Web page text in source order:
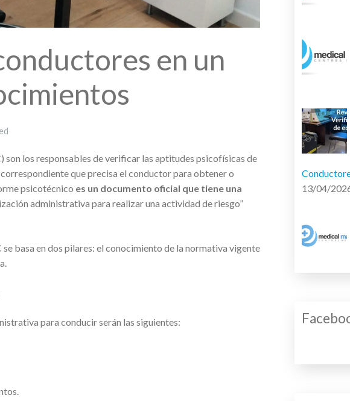
en un
son los responsables de verificar las aptitudes psicofísicas de
correspondiente que precisa el conductor para obtener o
psicotécnico es un documento oficial que tiene una
administrativa para realizar una actividad de riesgo”
basa en dos pilares: el conocimiento de la normativa vigente
para conducir serán las siguientes:
13/04/